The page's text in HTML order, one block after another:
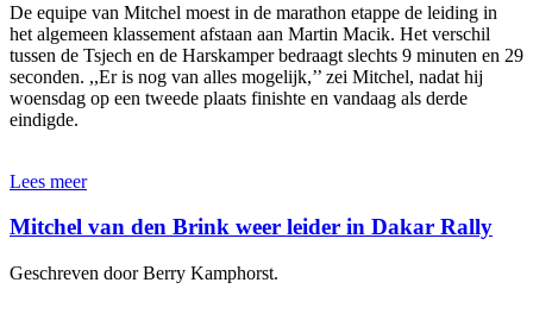
De equipe van Mitchel moest in de marathon etappe de leiding in
het algemeen klassement afstaan aan Martin Macik. Het verschil
tussen de Tsjech en de Harskamper bedraagt slechts 9 minuten en 29
seconden. ,,Er is nog van alles mogelijk,’’ zei Mitchel, nadat hij
woensdag op een tweede plaats finishte en vandaag als derde
eindigde.
Lees meer
Mitchel van den Brink weer leider in Dakar Rally
Geschreven door Berry Kamphorst.